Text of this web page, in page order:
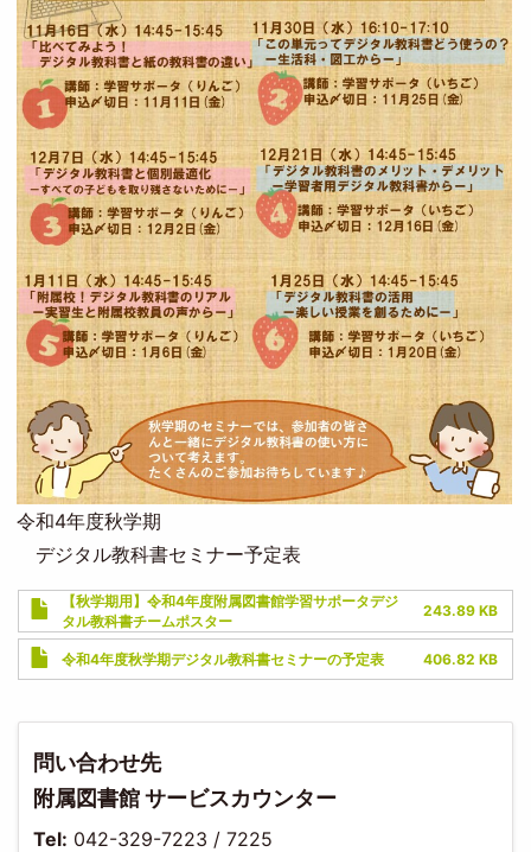
令和4年度秋学期
デジタル教科書セミナー予定表
Document【秋学期用】令和4年度附属図書館学習サポータデジ
タル教科書チームポスター
243.89 KB
Document
令和4年度秋学期デジタル教科書セミナーの予定表 406.82 KB
問い合わせ先
附属図書館 サービスカウンター
Tel: 042-329-7223 / 7225